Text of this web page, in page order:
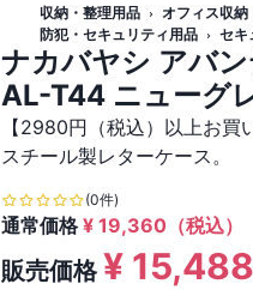
収納・整理用品 オフィス収納
防犯・セキュリティ用品
セキ
ナカバヤシ アバ
AL-T44 ニューグ
【2980円（税込）以上お
スチール製レターケース。
(0件)
通常価格¥ 19,360 （税込）
販売価格¥ 15,488